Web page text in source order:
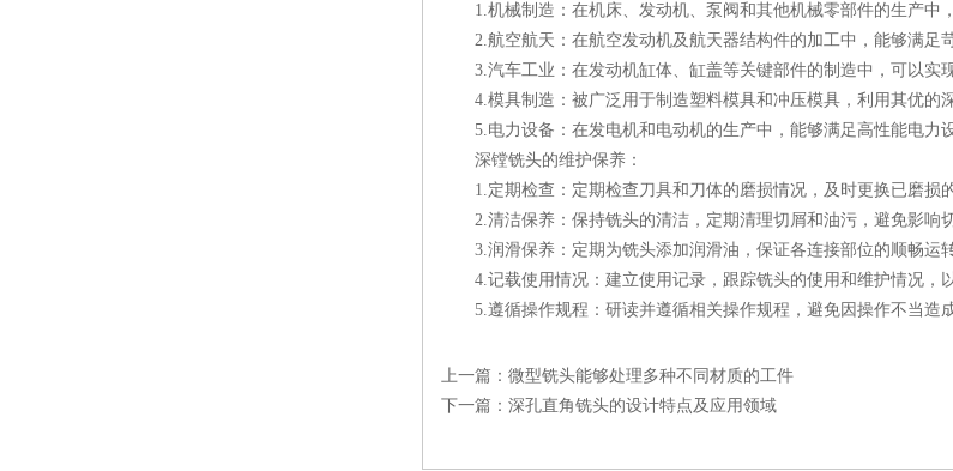
1.机械制造：在机床、发动机、泵阀和其他机械零部件的生产中
2.航空航天：在航空发动机及航天器结构件的加工中，能够满足
3.汽车工业：在发动机缸体、缸盖等关键部件的制造中，可以实
4.模具制造：被广泛用于制造塑料模具和冲压模具，利用其优的深
5.电力设备：在发电机和电动机的生产中，能够满足高性能电力设
深镗铣头的维护保养：
1.定期检查：定期检查刀具和刀体的磨损情况，及时更换已磨损的
2.清洁保养：保持铣头的清洁，定期清理切屑和油污，避免影响切
3.润滑保养：定期为铣头添加润滑油，保证各连接部位的顺畅运转
4.记载使用情况：建立使用记录，跟踪铣头的使用和维护情况，以
5.遵循操作规程：研读并遵循相关操作规程，避免因操作不当造成
上一篇： 微型铣头能够处理多种不同材质的工件
下一篇： 深孔直角铣头的设计特点及应用领域